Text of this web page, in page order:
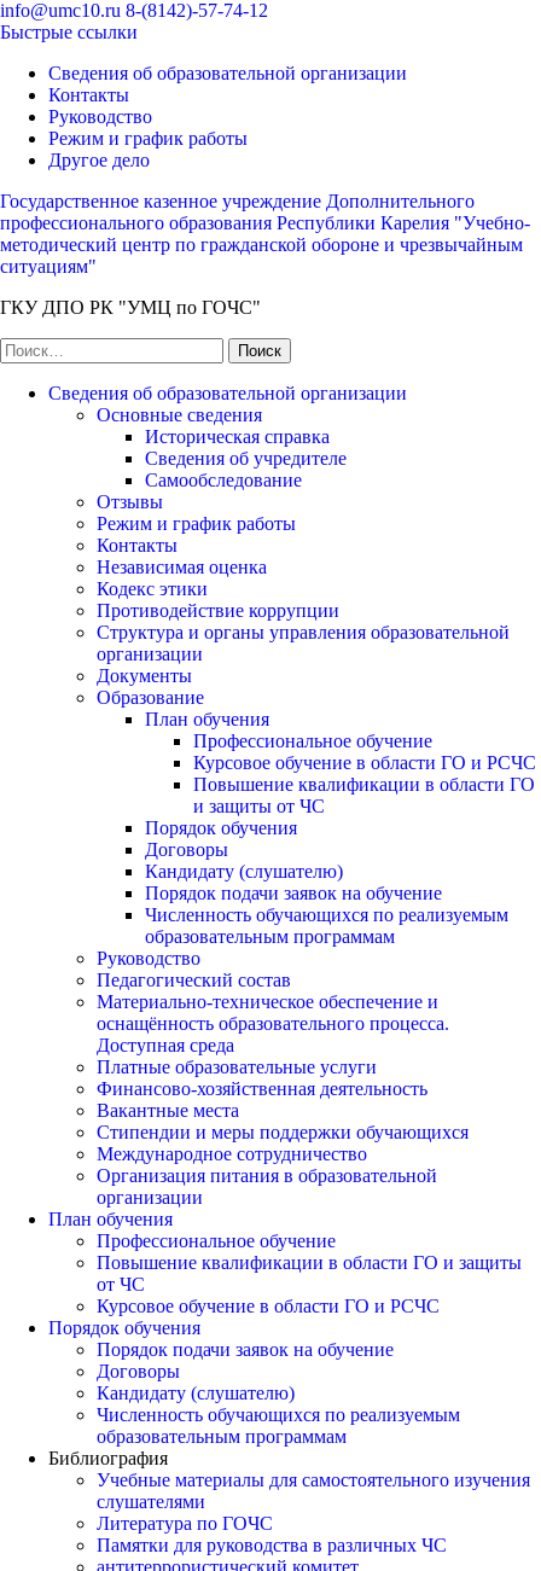
Перейти
к
(нажмите
Enter)
info@umc10.ru 8-(8142)-57-74-12
Быстрые ссылки
Сведения об образовательной организации
Контакты
Руководство
Режим и график работы
Другое дело
Государственное казенное учреждение Дополнительного
профессионального образования Республики Карелия "Учебно-
методический центр по гражданской обороне и чрезвычайным
ситуациям"
ГКУ ДПО РК "УМЦ по ГОЧС"
Найти:
Сведения об образовательной организации
Основные сведения
Историческая справка
Сведения об учредителе
Самообследование
Отзывы
Режим и график работы
Контакты
Независимая оценка
Кодекс этики
Противодействие коррупции
Структура и органы управления образовательной
организации
Документы
Образование
План обучения
Профессиональное обучение
Курсовое обучение в области ГО и РСЧС
Повышение квалификации в области ГО
и защиты от ЧС
Порядок обучения
Договоры
Кандидату (слушателю)
Порядок подачи заявок на обучение
Численность обучающихся по реализуемым
образовательным программам
Руководство
Педагогический состав
Материально-техническое обеспечение и
оснащённость образовательного процесса.
Доступная среда
Платные образовательные услуги
Финансово-хозяйственная деятельность
Вакантные места
Стипендии и меры поддержки обучающихся
Международное сотрудничество
Организация питания в образовательной
организации
План обучения
Профессиональное обучение
Повышение квалификации в области ГО и защиты
от ЧС
Курсовое обучение в области ГО и РСЧС
Порядок обучения
Порядок подачи заявок на обучение
Договоры
Кандидату (слушателю)
Численность обучающихся по реализуемым
образовательным программам
Библиография
Учебные материалы для самостоятельного изучения
слушателями
Литература по ГОЧС
Памятки для руководства в различных ЧС
антитеррористический комитет